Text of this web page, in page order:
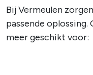
Bij Vermeulen
passende
meer geschikt voor: